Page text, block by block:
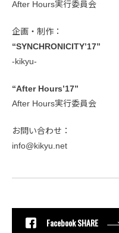
After Hours実行委員会
企画・制作：
“SYNCHRONICITY’17”
-kikyu-
“After Hours’17”
After Hours実行委員会
お問い合わせ：
info@kikyu.net
Facebook SHARE